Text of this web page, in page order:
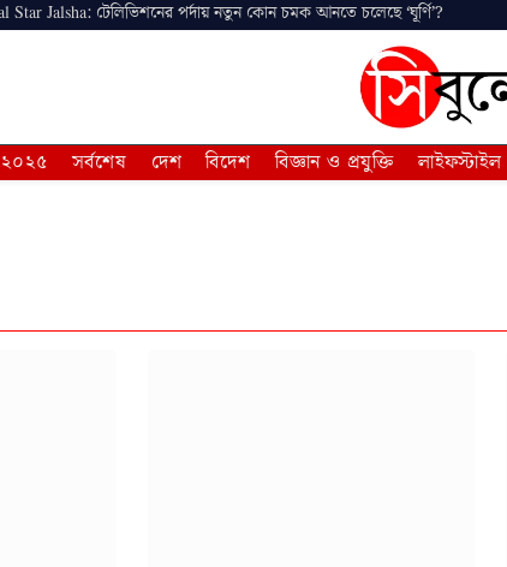
Star Jalsha: টেলিভিশনের পর্দায় নতুন কোন চমক আনতে চলেছে ‘ঘূর্ণি’?
২০২৫ সর্বশেষ দেশ বিদেশ বিজ্ঞান ও প্রযুক্তি লাইফস্টাইল